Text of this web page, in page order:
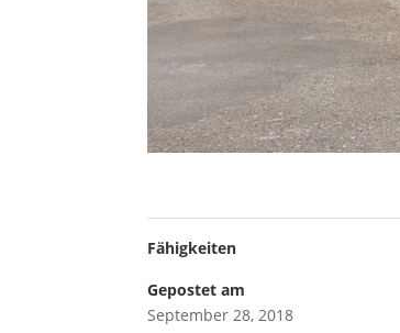
Fähigkeiten
Gepostet am
September 28, 2018